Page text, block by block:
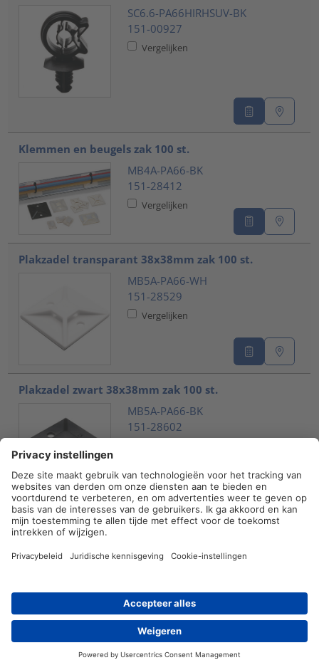
SC6.6-PA66HIRHSUV-BK
151-00927
Vergelijken
Klemmen en beugels zak 100 st.
MB4A-PA66-BK
151-28412
Vergelijken
Plakzadel transparant 38x38mm zak 100 st.
MB5A-PA66-WH
151-28529
Vergelijken
Plakzadel zwart 38x38mm zak 100 st.
MB5A-PA66-BK
151-28602
Plakzadel 40 x 40 zwart zak 50 st.
151-10916
Kabelhouder voor schroefbevestiging, ⌀6,5
Reseller Contact